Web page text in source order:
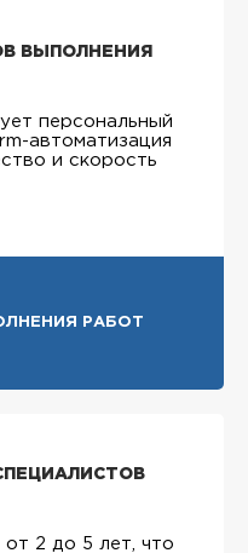
ВЫПОЛНЕНИЯ
персональный
автоматизация
и скорость
РАБОТ
2 до 5 лет, что